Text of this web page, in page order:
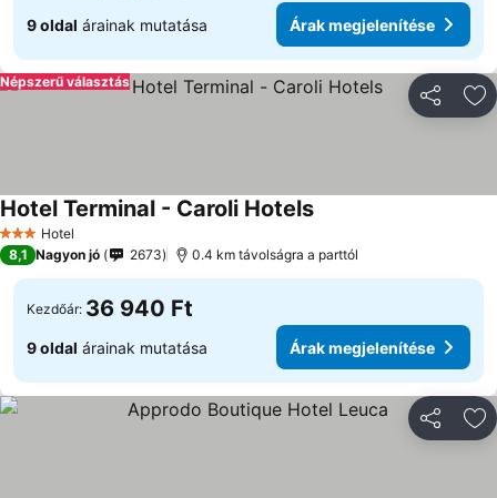
9 oldal árainak mutatása Árak megjelenítése
Népszerű választás
3 Kategória
Hotel
Hotel Terminal - Caroli Hotels
8,1 Nagyon jó 2673 0.4 km távolságra a parttól
Kezdőár: 36 940 Ft
9 oldal árainak mutatása Árak megjelenítése